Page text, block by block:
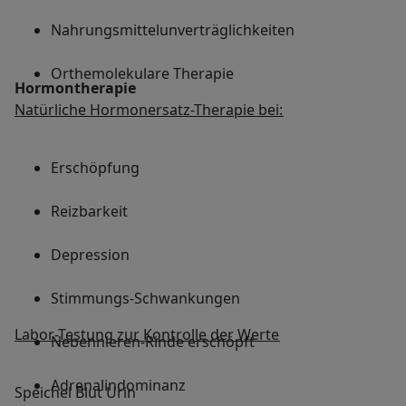
Nahrungsmittelunverträglichkeiten
Orthemolekulare Therapie
Hormontherapie
Natürliche Hormonersatz-Therapie bei:
Erschöpfung
Reizbarkeit
Depression
Stimmungs-Schwankungen
Nebennieren-Rinde erschöpft
Adrenalindominanz
Labor-Testung zur Kontrolle der Werte
Speichel Blut Urin